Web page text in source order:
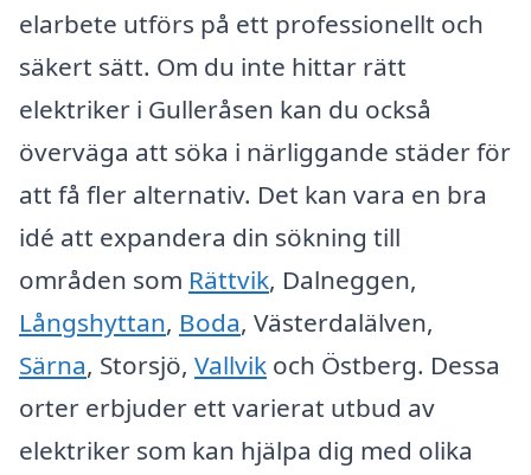
elarbete utförs på ett professionellt och
säkert sätt. Om du inte hittar rätt
elektriker i Gulleråsen kan du också
överväga att söka i närliggande städer för
att få fler alternativ. Det kan vara en bra
idé att expandera din sökning till
områden som Rättvik, Dalneggen,
Långshyttan, Boda, Västerdalälven,
Särna, Storsjö, Vallvik och Östberg. Dessa
orter erbjuder ett varierat utbud av
elektriker som kan hjälpa dig med olika